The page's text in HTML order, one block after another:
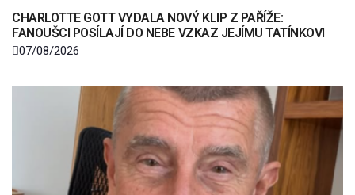
CHARLOTTE GOTT VYDALA NOVÝ KLIP Z PAŘÍŽE:
FANOUŠCI POSÍLAJÍ DO NEBE VZKAZ JEJÍMU TATÍNKOVI
07/08/2026